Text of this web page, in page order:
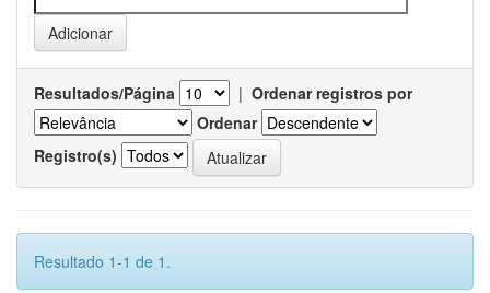
Resultados/Página | Ordenar registros por
Ordenar
Registro(s)
Resultado 1-1 de 1.